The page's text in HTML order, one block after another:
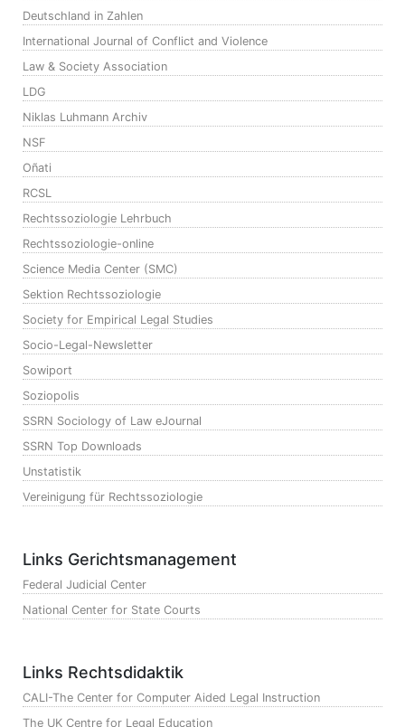
Deutschland in Zahlen
International Journal of Conflict and Violence
Law & Society Association
LDG
Niklas Luhmann Archiv
NSF
Oñati
RCSL
Rechtssoziologie Lehrbuch
Rechtssoziologie-online
Science Media Center (SMC)
Sektion Rechtssoziologie
Society for Empirical Legal Studies
Socio-Legal-Newsletter
Sowiport
Soziopolis
SSRN Sociology of Law eJournal
SSRN Top Downloads
Unstatistik
Vereinigung für Rechtssoziologie
Links Gerichtsmanagement
Federal Judicial Center
National Center for State Courts
Links Rechtsdidaktik
CALI-The Center for Computer Aided Legal Instruction
The UK Centre for Legal Education